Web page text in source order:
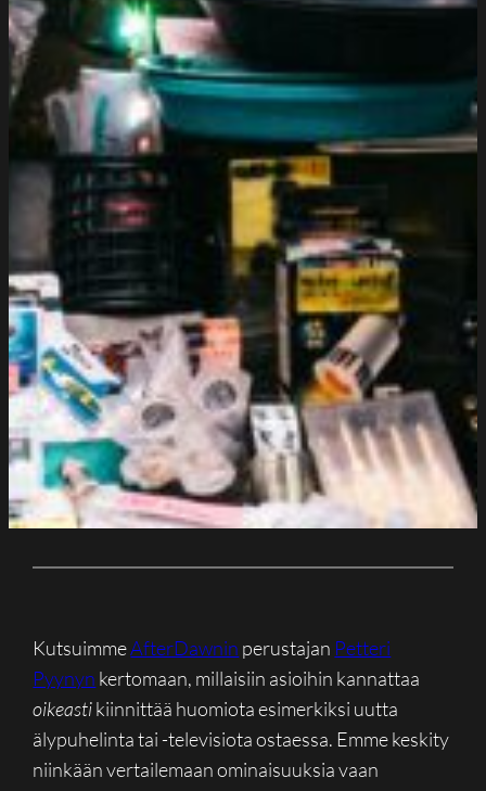
KutsuimmeAfterDawnin perustajan Petteri
Pyynyn kertomaan, millaisiin asioihin kannattaa
oikeastikiinnittää huomiota esimerkiksi uutta
älypuhelinta tai -televisiota ostaessa. Emme keskity
niinkään vertailemaan ominaisuuksia vaan